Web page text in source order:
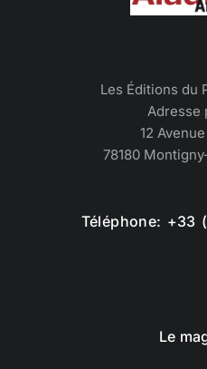
Les Éditions du
Adresse
12
78180
Téléphone: +33
Le